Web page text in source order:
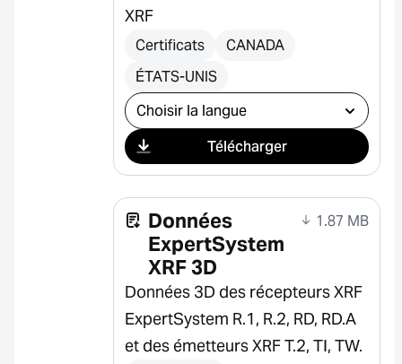
XRF
Certificats
CANADA
ÉTATS-UNIS
Sélectionner le téléchargement
Télécharger
Données
ExpertSystem
XRF 3D
1.87 MB
Données 3D des récepteurs XRF
ExpertSystem R.1, R.2, RD, RD.A
et des émetteurs XRF T.2, TI, TW.